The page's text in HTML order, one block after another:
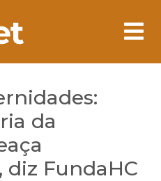
da
FundaHC